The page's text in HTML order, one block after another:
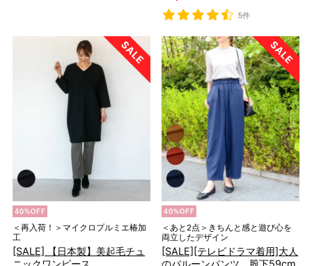
5件
＜再入荷！＞マイクロプルミエ椿加
工
[SALE] 【日本製】美起毛チュ
ニックワンピース
＜あと2点＞きちんと感と遊び心を
両立したデザイン
[SALE][テレビドラマ着用]大人
のバルーンパンツ 股下59cm